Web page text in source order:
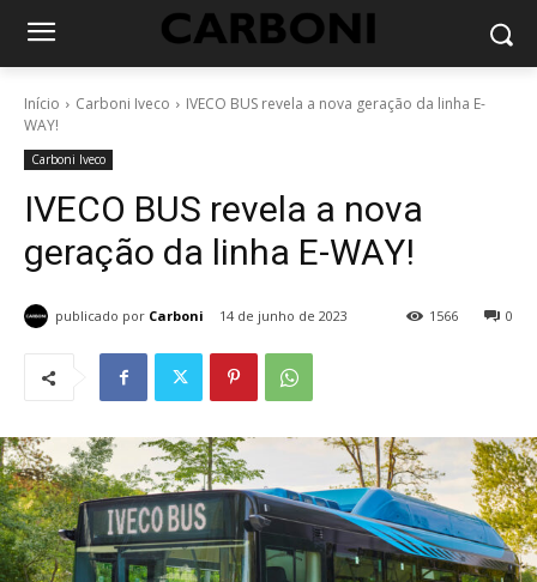
Início Carboni Iveco
IVECO BUS revela a nova geração da linha E-
WAY!
Carboni Iveco
IVECO BUS revela a nova
geração da linha E-WAY!
publicado por Carboni 14 de junho de 2023 0
1566